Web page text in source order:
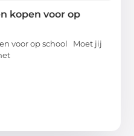
kopen voor op
voor op school Moet jij